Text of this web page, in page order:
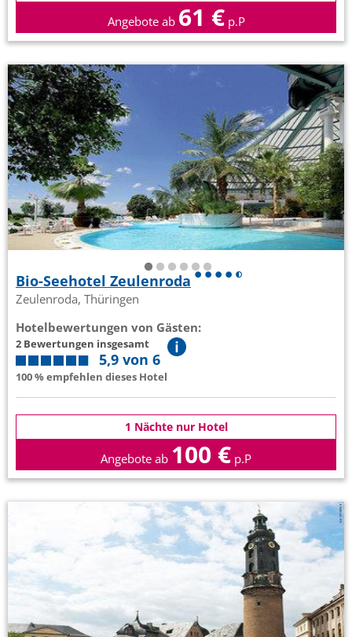
Angebote ab 61 € p.P
Bio-Seehotel Zeulenroda
Zeulenroda, Thüringen
Hotelbewertungen von Gästen:
2 Bewertungen insgesamt
5,9 von 6
100 % empfehlen dieses Hotel
1 Nächte nur Hotel
Angebote ab 100 € p.P